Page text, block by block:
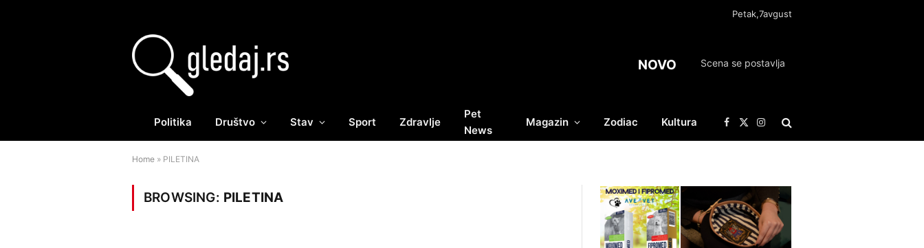
Petak,7avgust
NOVO Scena se postavlja
Politika Društvo Stav Sport Zdravlje
Pet
News
Magazin Zodiac Kultura Facebook
X
(Twitter)
Instagram
Home » PILETINA
BROWSING: PILETINA